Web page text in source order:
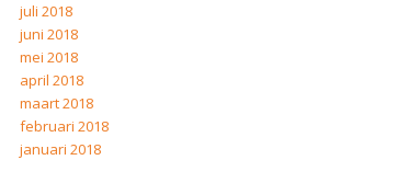
juli 2018
juni 2018
mei 2018
april 2018
maart 2018
februari 2018
januari 2018